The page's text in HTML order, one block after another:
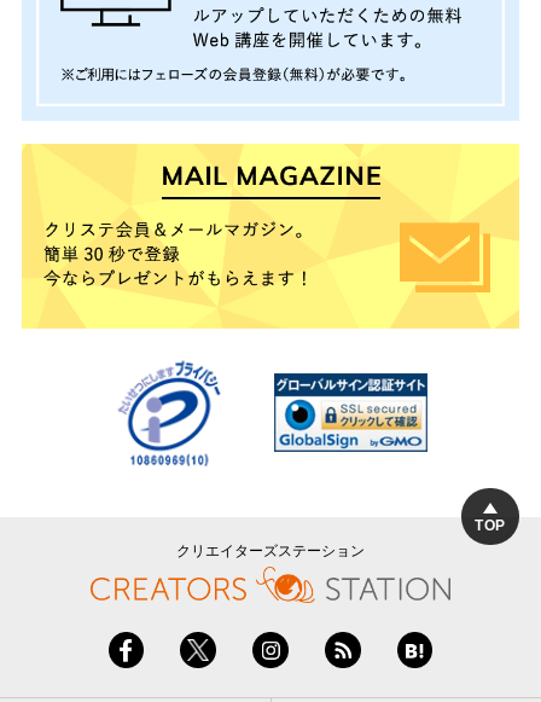
TOP
クリエイターズステーション